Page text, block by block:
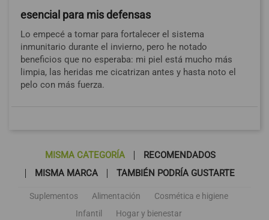
esencial para mis defensas
Lo empecé a tomar para fortalecer el sistema
inmunitario durante el invierno, pero he notado
beneficios que no esperaba: mi piel está mucho más
limpia, las heridas me cicatrizan antes y hasta noto el
pelo con más fuerza.
MISMA CATEGORÍA
RECOMENDADOS
MISMA MARCA
TAMBIÉN PODRÍA GUSTARTE
Suplementos Alimentación
Cosmética e higiene
Infantil
Hogar y bienestar